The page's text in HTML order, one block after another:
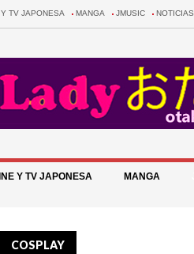
TV JAPONESA MANGA JMUSIC NOTICIAS
Y TV JAPONESA MANGA
COSPLAY